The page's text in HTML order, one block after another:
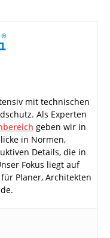
mit technischen
Als Experten
geben wir in
in Normen,
Details, die in
Fokus liegt auf
Planer, Architekten